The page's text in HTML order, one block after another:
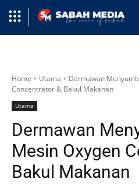
Home Utama
Dermawan
Concentrator & Bakul Makanan
Utama
Dermawan
Mesin Oxygen
Bakul Makanan